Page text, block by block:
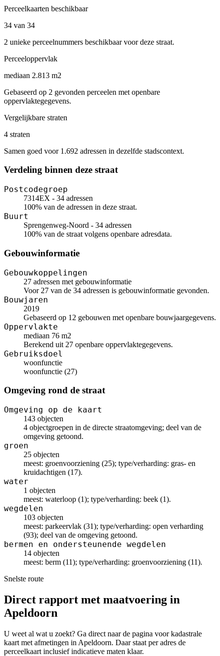
Perceelkaarten beschikbaar
34 van 34
2 unieke perceelnummers beschikbaar voor deze straat.
Perceeloppervlak
mediaan 2.813 m2
Gebaseerd op 2 gevonden perceelen met openbare
oppervlaktegegevens.
Vergelijkbare straten
4 straten
Samen goed voor 1.692 adressen in dezelfde stadscontext.
Verdeling binnen deze straat
Postcodegroep
7314EX - 34 adressen
100% van de adressen in deze straat.
Buurt
Sprengenweg-Noord - 34 adressen
100% van de straat volgens openbare adresdata.
Gebouwinformatie
Gebouwkoppelingen
27 adressen met gebouwinformatie
Voor 27 van de 34 adressen is gebouwinformatie gevonden.
Bouwjaren
2019
Gebaseerd op 12 gebouwen met openbare bouwjaargegevens.
Oppervlakte
mediaan 76 m2
Berekend uit 27 openbare oppervlaktegegevens.
Gebruiksdoel
woonfunctie
woonfunctie (27)
Omgeving rond de straat
Omgeving op de kaart
143 objecten
4 objectgroepen in de directe straatomgeving; deel van de
omgeving getoond.
groen
25 objecten
meest: groenvoorziening (25); type/verharding: gras- en
kruidachtigen (17).
water
1 objecten
meest: waterloop (1); type/verharding: beek (1).
wegdelen
103 objecten
meest: parkeervlak (31); type/verharding: open verharding
(93); deel van de omgeving getoond.
bermen en ondersteunende wegdelen
14 objecten
meest: berm (11); type/verharding: groenvoorziening (11).
Snelste route
Direct rapport met maatvoering in
Apeldoorn
U weet al wat u zoekt? Ga direct naar de pagina voor kadastrale
kaart met afmetingen in Apeldoorn. Daar staat per adres de
perceelkaart inclusief indicatieve maten klaar.